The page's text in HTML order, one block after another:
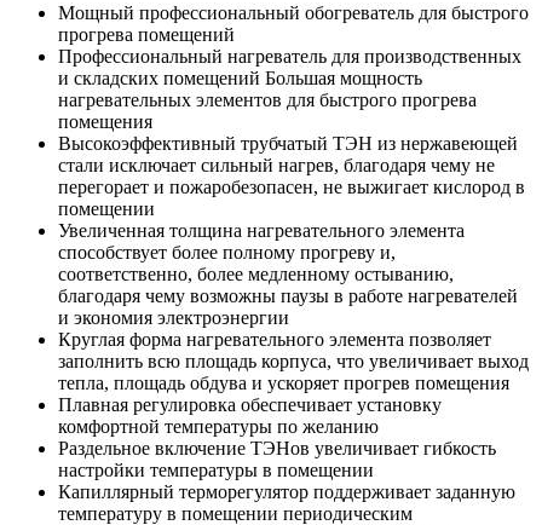
Мощный профессиональный обогреватель для быстрого
прогрева помещений
Профессиональный нагреватель для производственных
и складских помещений Большая мощность
нагревательных элементов для быстрого прогрева
помещения
Высокоэффективный трубчатый ТЭН из нержавеющей
стали исключает сильный нагрев, благодаря чему не
перегорает и пожаробезопасен, не выжигает кислород в
помещении
Увеличенная толщина нагревательного элемента
способствует более полному прогреву и,
соответственно, более медленному остыванию,
благодаря чему возможны паузы в работе нагревателей
и экономия электроэнергии
Круглая форма нагревательного элемента позволяет
заполнить всю площадь корпуса, что увеличивает выход
тепла, площадь обдува и ускоряет прогрев помещения
Плавная регулировка обеспечивает установку
комфортной температуры по желанию
Раздельное включение ТЭНов увеличивает гибкость
настройки температуры в помещении
Капиллярный терморегулятор поддерживает заданную
температуру в помещении периодическим